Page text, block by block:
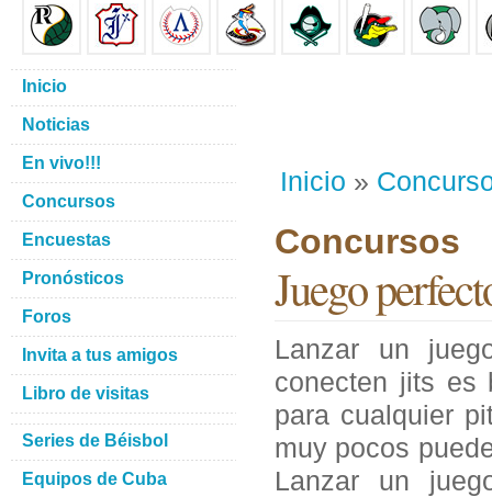
Inicio »
Concursos
Juego
Lanzar un
conecten jits es
para cualquier
muy pocos
Lanzar un
Inicio
Noticias
En vivo!!!
Concursos
Encuestas
Pronósticos
Foros
Invita a tus amigos
Libro de visitas
Series de Béisbol
Equipos de Cuba